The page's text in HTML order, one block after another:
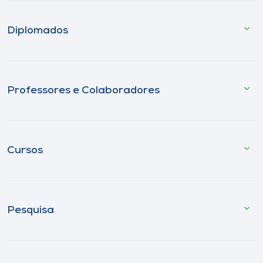
Diplomados
Professores e Colaboradores
Cursos
Pesquisa